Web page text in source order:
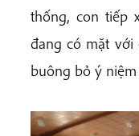
thống, con tiếp
đang có mặt với
buông bỏ ý